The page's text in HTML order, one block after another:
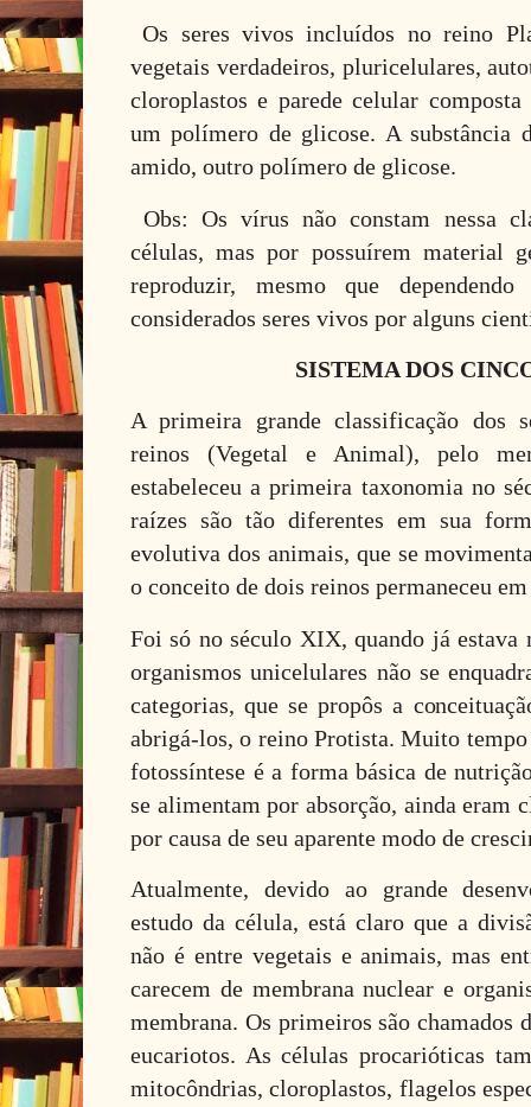
Os seres vivos incluídos no reino
vegetais verdadeiros, pluricelulares,
cloroplastos e parede celular composta
um polímero de glicose. A substância
amido, outro polímero de glicose.
Obs: Os vírus não constam nessa
células, mas por possuírem material
reproduzir, mesmo que
considerados seres vivos por alguns
SISTEMA DOS
A primeira grande classificação dos
reinos (Vegetal e Animal), pelo
estabeleceu a primeira taxonomia no
raízes são tão diferentes em sua
evolutiva dos animais, que se
o conceito de dois reinos permaneceu
Foi só no século XIX, quando já estava
organismos unicelulares não se
categorias, que se propôs a
abrigá-los, o reino Protista. Muito tempo
fotossíntese é a forma básica de
se alimentam por absorção, ainda eram
por causa de seu aparente modo de
Atualmente, devido ao grande
estudo da célula, está claro que a
não é entre vegetais e animais, mas
carecem de membrana nuclear e
membrana. Os primeiros são chamados
eucariotos. As células procarióticas
mitocôndrias, cloroplastos, flagelos